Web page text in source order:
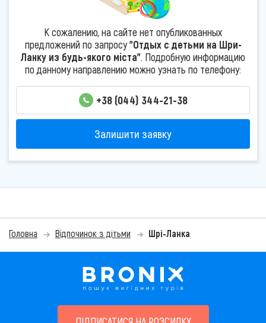
К сожалению, на сайте нет опубликованных
предложений по запросу"Отдых с детьми на Шри-
Ланку из будь-якого міста". Подробную информацию
по данному направлению можно узнать по телефону:
+38 (044) 344-21-38
Залишити заявку
Головна Відпочинок з дітьми Шрі-Ланка